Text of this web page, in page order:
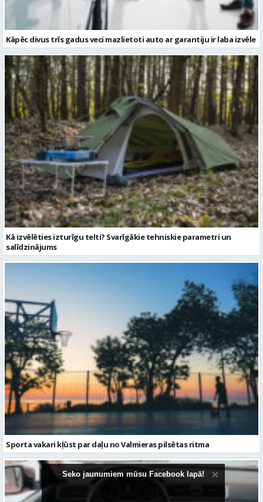
Kāpēc divus trīs gadus veci mazlietoti auto ar garantiju ir laba izvēle
Kā izvēlēties izturīgu telti? Svarīgākie tehniskie parametri un
salīdzinājums
Sporta vakari kļūst par daļu no Valmieras pilsētas ritma
Seko jaunumiem mūsu Facebook lapā!